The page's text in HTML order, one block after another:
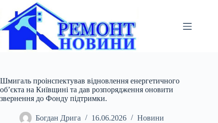
вмісту
Шмигаль проінспектував відновлення енергетичного
об’єкта на Київщині та дав розпорядження оновити
звернення до Фонду підтримки.
Богдан Дрига 16.06.2026 Новини